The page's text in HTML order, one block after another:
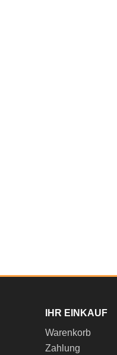
IHR EINKAUF
Warenkorb
Zahlung